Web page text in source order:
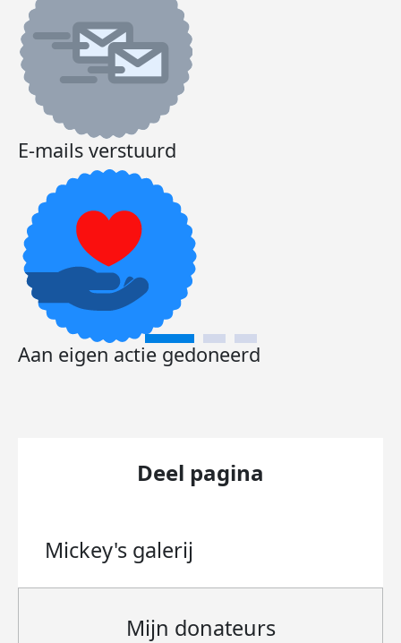
E-mails verstuurd
Aan eigen actie gedoneerd
Deel pagina
Mickey's galerij
Mijn donateurs